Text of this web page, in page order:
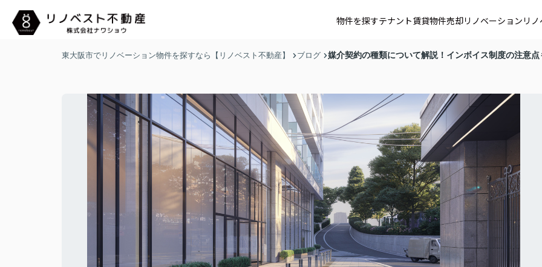
物件を探すテナント賃貸物件売却リノベーション リ
東大阪市でリノベーション物件を探すなら【リノベスト不動産】 ブログ 媒介契約の種類について解説！インボイス制度の注意点